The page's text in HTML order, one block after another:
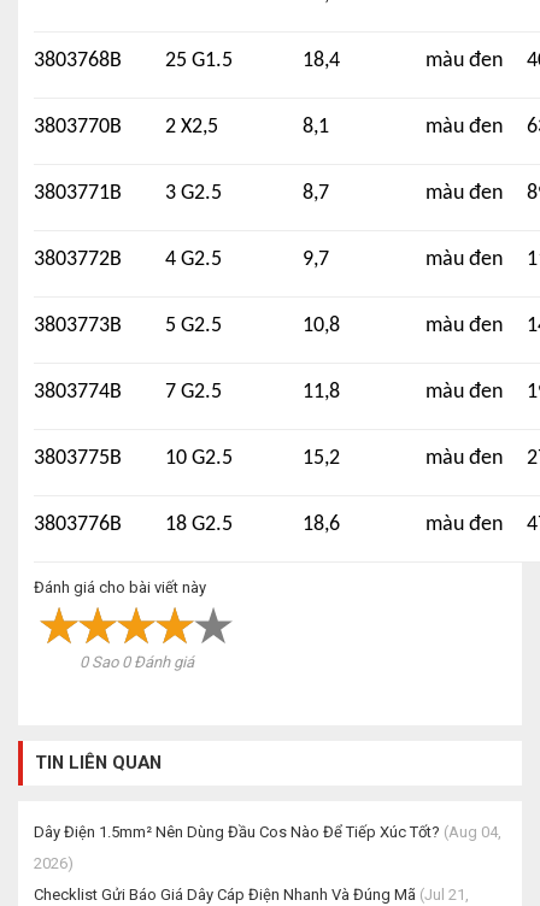
3803768B 25 G1.5 18,4 màu đen
3803770B 2 X2,5 8,1 màu đen
3803771B 3 G2.5 8,7 màu đen
3803772B 4 G2.5 9,7 màu đen
3803773B 5 G2.5 10,8 màu đen
3803774B 7 G2.5 11,8 màu đen
3803775B 10 G2.5 15,2 màu đen
3803776B 18 G2.5 18,6 màu đen
Đánh giá cho bài viết này
0 Sao 0 Đánh giá
TIN LIÊN QUAN
Dây Điện 1.5mm² Nên Dùng Đầu Cos Nào Để Tiếp Xúc Tốt? (Aug 04,
2026)
Checklist Gửi Báo Giá Dây Cáp Điện Nhanh Và Đúng Mã (Jul 21,